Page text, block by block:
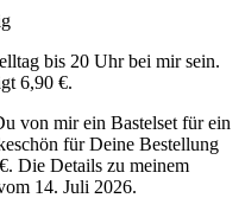
bis 20 Uhr bei mir sein.
6,90 €.
von mir ein Bastelset für ein
für Deine Bestellung
Die Details zu meinem
14. Juli 2026.